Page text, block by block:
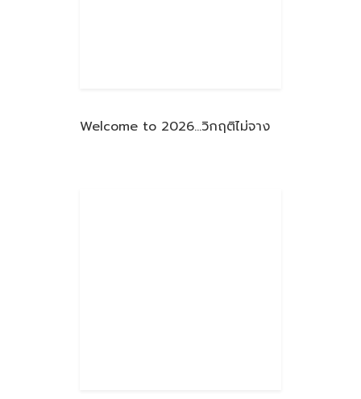
Welcome to 2026…วิกฤติไม่จาง